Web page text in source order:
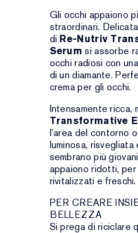
Gli occhi appaiono
straordinari.
di Re-Nutriv
Serum si assorbe
occhi radiosi con
di un diamante.
crema per gli occhi.
Intensamente ricca,
Transformative
l’area del contorno
luminosa,
sembrano più
appaiono ridotti,
rivitalizzati e freschi.
PER CREARE
BELLEZZA
Si prega di riciclare